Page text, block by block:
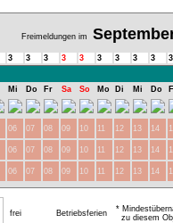
Freimeldungen im
3 3 3 3 3 3 3 3 3 3
Mi Do Fr Sa So Mo Di Mi Do
06 07 08 09 10 11 12 13 14
06 07 08 09 10 11 12 13 14
06 07 08 09 10 11 12 13 14
frei Betriebsferien
*
zu diesem